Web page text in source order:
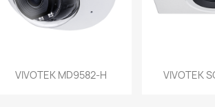
Vista rápida
VIVOTEK MD9582-H 
VIVOTEK